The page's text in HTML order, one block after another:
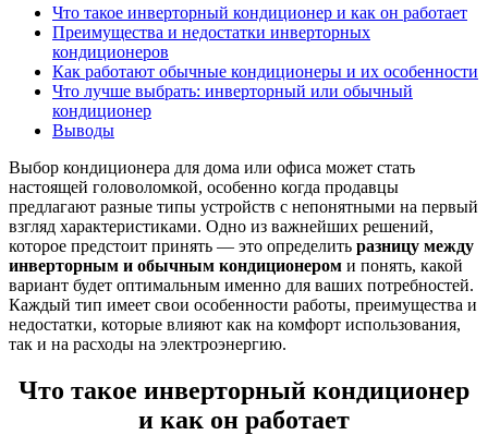
Что такое инверторный кондиционер и как он работает
Преимущества и недостатки инверторных
кондиционеров
Как работают обычные кондиционеры и их особенности
Что лучше выбрать: инверторный или обычный
кондиционер
Выводы
Выбор кондиционера для дома или офиса может стать
настоящей головоломкой, особенно когда продавцы
предлагают разные типы устройств с непонятными на первый
взгляд характеристиками. Одно из важнейших решений,
которое предстоит принять — это определить разницу между
инверторным и обычным кондиционером и понять, какой
вариант будет оптимальным именно для ваших потребностей.
Каждый тип имеет свои особенности работы, преимущества и
недостатки, которые влияют как на комфорт использования,
так и на расходы на электроэнергию.
Что такое инверторный кондиционер
и как он работает